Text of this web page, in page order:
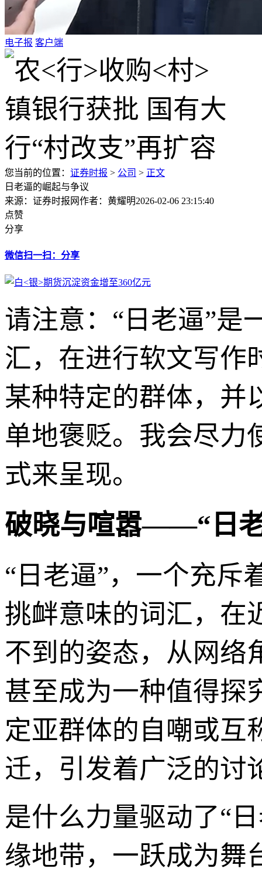
电子报 客户端
您当前的位置： 证券时报 > 公司 > 正文
日老逼的崛起与争议
来源：证券时报网作者：黄耀明2026-02-06 23:15:40
点赞
分享
微信扫一扫：分享
请注意：“日老逼”是
汇，在进行软文写作
某种特定的群体，并
单地褒贬。我会尽力
式来呈现。
破晓与喧嚣——“日
“日老逼”，一个充斥
挑衅意味的词汇，在
不到的姿态，从网络
甚至成为一种值得探
定亚群体的自嘲或互
迁，引发着广泛的讨
是什么力量驱动了“
缘地带，一跃成为舞